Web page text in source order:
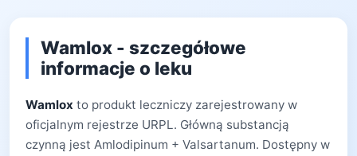
Wamlox - szczegółowe
informacje o leku
Wamlox to produkt leczniczy zarejestrowany w
oficjalnym rejestrze URPL. Główną substancją
czynną jest Amlodipinum + Valsartanum. Dostępny w